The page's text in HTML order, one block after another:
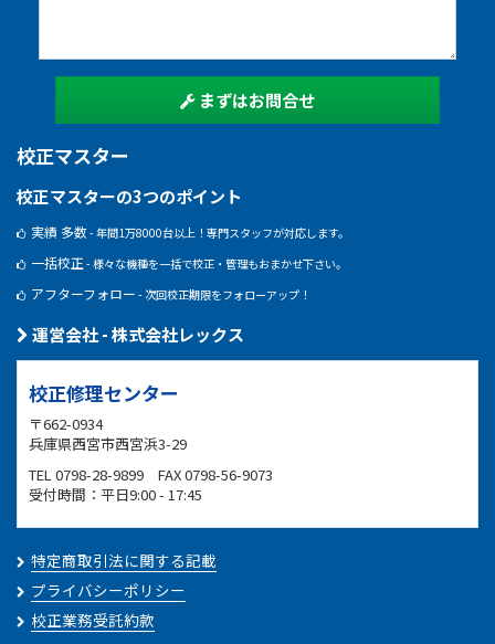
まずはお問合せ
校正マスター
校正マスターの3つのポイント
実績 多数- 年間1万8000台以上！専門スタッフが対応します。
一括校正 - 様々な機種を一括で校正・管理もおまかせ下さい。
アフターフォロー - 次回校正期限をフォローアップ！
運営会社 - 株式会社レックス
校正修理センター
〒662-0934
兵庫県西宮市西宮浜3-29
TEL 0798-28-9899 FAX 0798-56-9073
受付時間：平日9:00 - 17:45
特定商取引法に関する記載
プライバシーポリシー
校正業務受託約款